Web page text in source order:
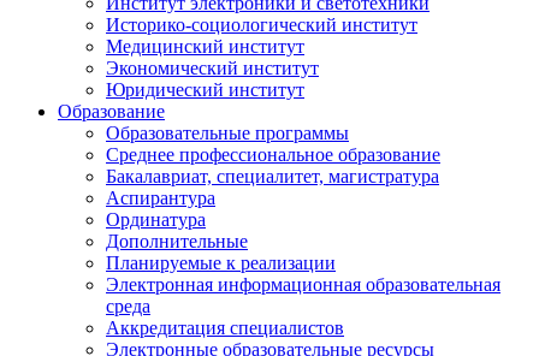
Историко-социологический институт
Медицинский институт
Экономический институт
Юридический институт
Образование
Образовательные программы
Среднее профессиональное образование
Бакалавриат, специалитет, магистратура
Аспирантура
Ординатура
Дополнительные
Планируемые к реализации
Электронная информационная образовательная
среда
Аккредитация специалистов
Электронные образовательные ресурсы